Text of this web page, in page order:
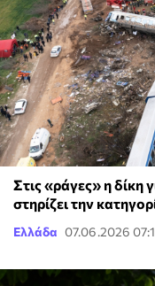
Στις «ράγες» η δίκη
στηρίζει την
Ελλάδα 07.06.2026